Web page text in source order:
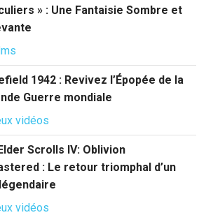
» : Une Fantaisie Sombre et
1942 : Revivez l’Épopée de la
Guerre mondiale
vidéos
Scrolls IV: Oblivion
: Le retour triomphal d’un
vidéos